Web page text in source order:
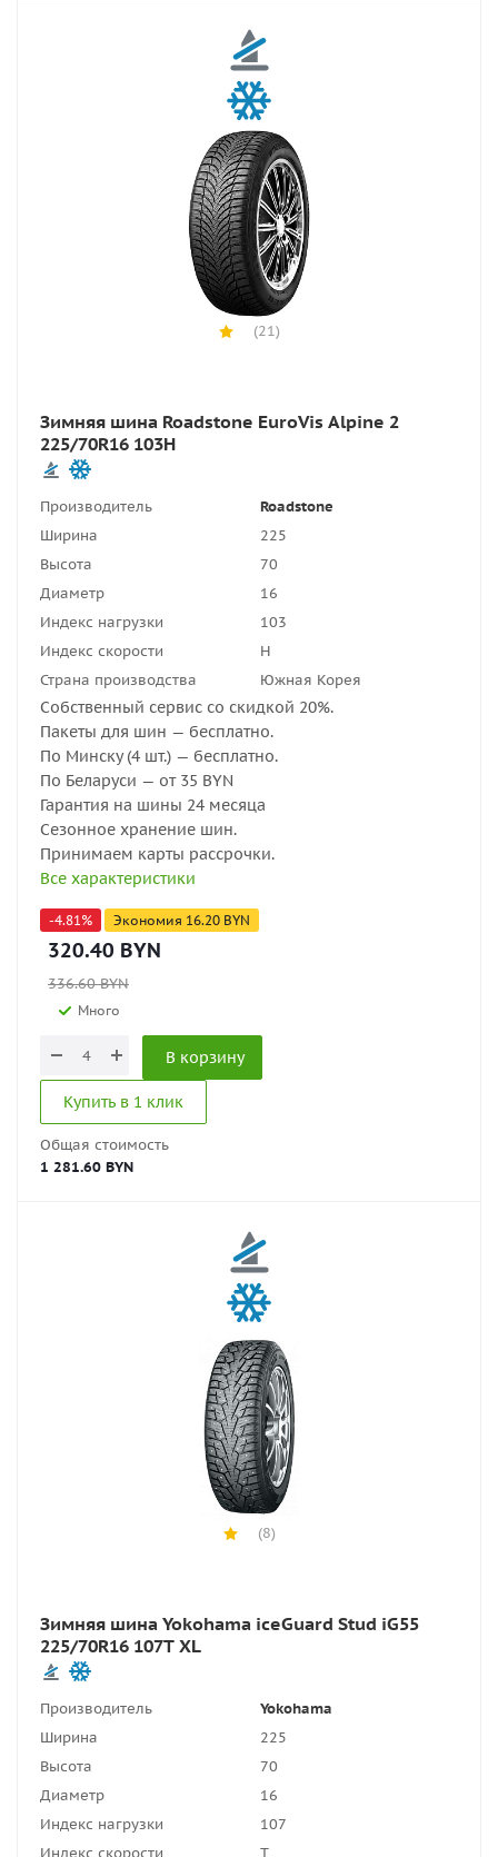
(21)
Зимняя шина Roadstone EuroVis Alpine 2
225/70R16 103H
Производитель
Roadstone
Ширина
225
Высота
70
Диаметр
16
Индекс нагрузки
103
Индекс скорости
H
Страна производства
Южная Корея
Собственный сервис со скидкой 20%.
Пакеты для шин — бесплатно.
По Минску (4 шт.) — бесплатно.
По Беларуси — от 35 BYN
Гарантия на шины 24 месяца
Сезонное хранение шин.
Принимаем карты рассрочки.
Все характеристики
-4.81% Экономия 16.20 BYN
320.40 BYN
336.60BYN
Много
В корзину
Купить в 1 клик
Общая стоимость
1 281.60 BYN
(8)
Зимняя шина Yokohama iceGuard Stud iG55
225/70R16 107T XL
Производитель
Yokohama
Ширина
225
Высота
70
Диаметр
16
Индекс нагрузки
107
Индекс скорости
T